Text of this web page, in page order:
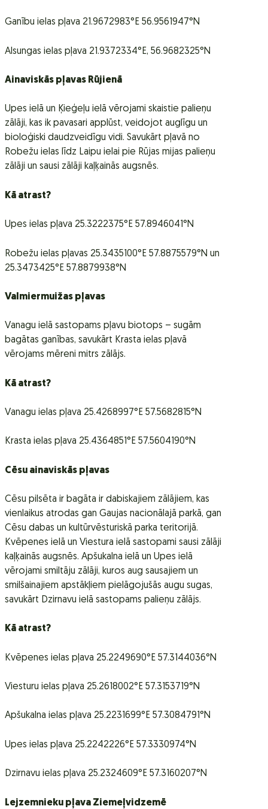
Ganību ielas pļava 21.9672983°E 56.9561947°N
Alsungas ielas pļava 21.9372334°E, 56.9682325°N
Ainaviskās pļavas Rūjienā
Upes ielā un Ķieģeļu ielā vērojami skaistie palieņu
zālāji, kas ik pavasari applūst, veidojot auglīgu un
bioloģiski daudzveidīgu vidi. Savukārt pļavā no
Robežu ielas līdz Laipu ielai pie Rūjas mijas palieņu
zālāji un sausi zālāji kaļķainās augsnēs.
Kā atrast?
Upes ielas pļava 25.3222375°E 57.8946041°N
Robežu ielas pļavas 25.3435100°E 57.8875579°N un
25.3473425°E 57.8879938°N
Valmiermuižas pļavas
Vanagu ielā sastopams pļavu biotops – sugām
bagātas ganības, savukārt Krasta ielas pļavā
vērojams mēreni mitrs zālājs.
Kā atrast?
Vanagu ielas pļava 25.4268997°E 57.5682815°N
Krasta ielas pļava 25.4364851°E 57.5604190°N
Cēsu ainaviskās pļavas
Cēsu pilsēta ir bagāta ir dabiskajiem zālājiem, kas
vienlaikus atrodas gan Gaujas nacionālajā parkā, gan
Cēsu dabas un kultūrvēsturiskā parka teritorijā.
Kvēpenes ielā un Viestura ielā sastopami sausi zālāji
kaļķainās augsnēs. Apšukalna ielā un Upes ielā
vērojami smiltāju zālāji, kuros aug sausajiem un
smilšainajiem apstākļiem pielāgojušās augu sugas,
savukārt Dzirnavu ielā sastopams palieņu zālājs.
Kā atrast?
Kvēpenes ielas pļava 25.2249690°E 57.3144036°N
Viesturu ielas pļava 25.2618002°E 57.3153719°N
Apšukalna ielas pļava 25.2231699°E 57.3084791°N
Upes ielas pļava 25.2242226°E 57.3330974°N
Dzirnavu ielas pļava 25.2324609°E 57.3160207°N
Lejzemnieku pļava Ziemeļvidzemē